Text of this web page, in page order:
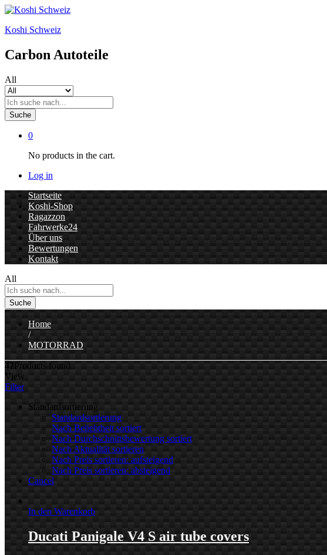
Koshi Schweiz
Carbon Autoteile
All
Suche
0
No products in the cart.
Log in
Startseite
Koshi-Shop
Ragazzon
Fahrwerke24
Über uns
Bewertungen
Kontakt
All
Suche
Home
/
MOTORRAD
47Products found
View
Filter
Standardsortierung
Standardsortierung
Nach Beliebtheit sortiert
Nach Durchschnittsbewertung sortiert
Nach Aktualität sortieren
Nach Preis sortieren: aufsteigend
Nach Preis sortieren: absteigend
Cancel
In den Warenkorb
Ducati Panigale V4 S air tube covers